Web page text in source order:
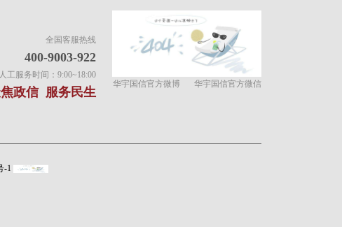
华宇国信官方微信
华宇国信官方微博
全国客服热线
400-9003-922
人工服务时间：9:00~18:00
政信 服务民生
-1